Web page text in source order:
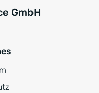
GmbH